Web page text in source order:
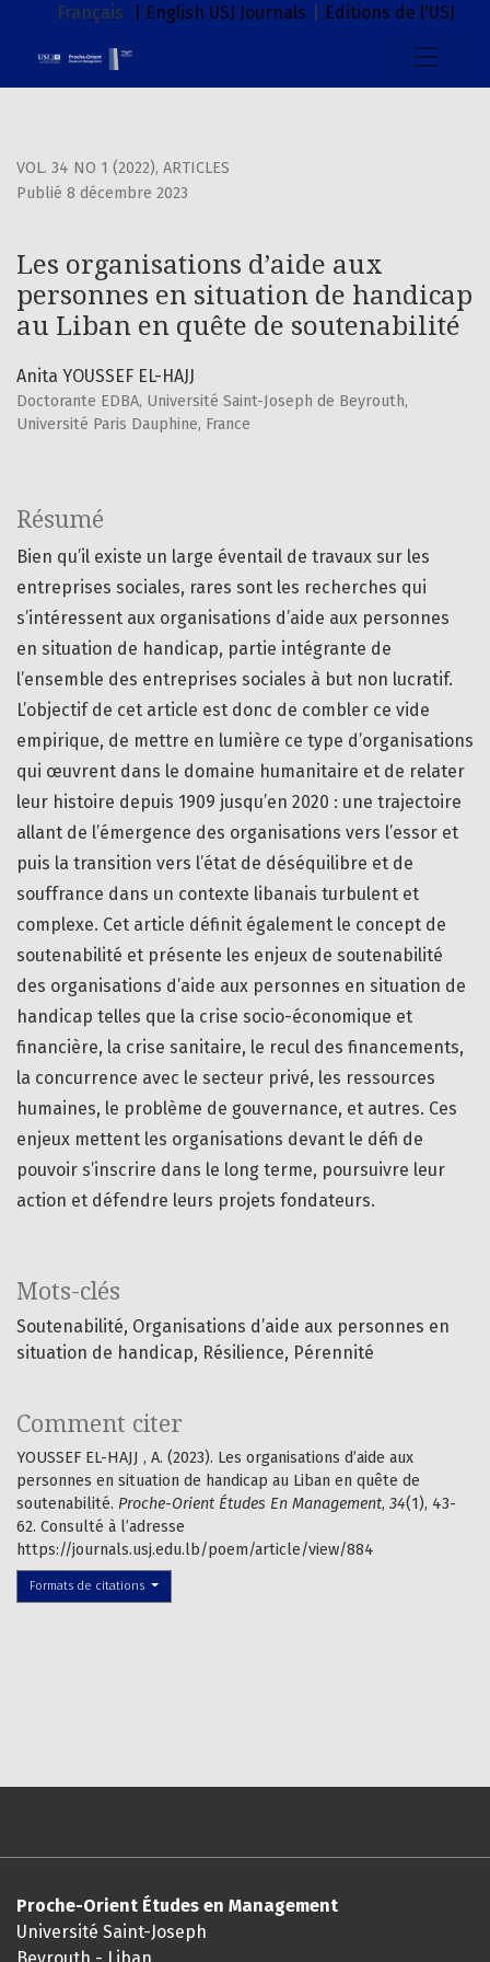
Les organisations d’aide aux personnes en situation de
Français | English USJ Journals Editions de l'USJ
VOL. 34 NO 1 (2022), ARTICLES
Les organisations d’aide aux
personnes en situation de handicap
au Liban en quête de soutenabilité
Publié 8 décembre 2023
Anita YOUSSEF EL-HAJJ
Doctorante EDBA, Université Saint-Joseph de Beyrouth,
Université Paris Dauphine, France
Mots-clés
Soutenabilité Organisations d’aide aux personnes en
situation de handicap
Résilience Pérennité
Comment citer
YOUSSEF EL-HAJJ , A. (2023). Les organisations d’aide aux
personnes en situation de handicap au Liban en quête de
soutenabilité. Proche-Orient Études En Management, 34(1), 43-
62. Consulté à l’adresse
https://journals.usj.edu.lb/poem/article/view/884
Formats de citations
Résumé
Bien qu’il existe un large éventail de travaux sur les
entreprises sociales, rares sont les recherches qui
s’intéressent aux organisations d’aide aux personnes
en situation de handicap, partie intégrante de
l’ensemble des entreprises sociales à but non lucratif.
L’objectif de cet article est donc de combler ce vide
empirique, de mettre en lumière ce type d’organisations
qui œuvrent dans le domaine humanitaire et de relater
leur histoire depuis 1909 jusqu’en 2020 : une trajectoire
allant de l’émergence des organisations vers l’essor et
puis la transition vers l’état de déséquilibre et de
souffrance dans un contexte libanais turbulent et
complexe. Cet article définit également le concept de
soutenabilité et présente les enjeux de soutenabilité
des organisations d’aide aux personnes en situation de
handicap telles que la crise socio-économique et
financière, la crise sanitaire, le recul des financements,
la concurrence avec le secteur privé, les ressources
humaines, le problème de gouvernance, et autres. Ces
enjeux mettent les organisations devant le défi de
pouvoir s’inscrire dans le long terme, poursuivre leur
action et défendre leurs projets fondateurs.
Proche-Orient Études en Management
Université Saint-Joseph
Beyrouth - Liban